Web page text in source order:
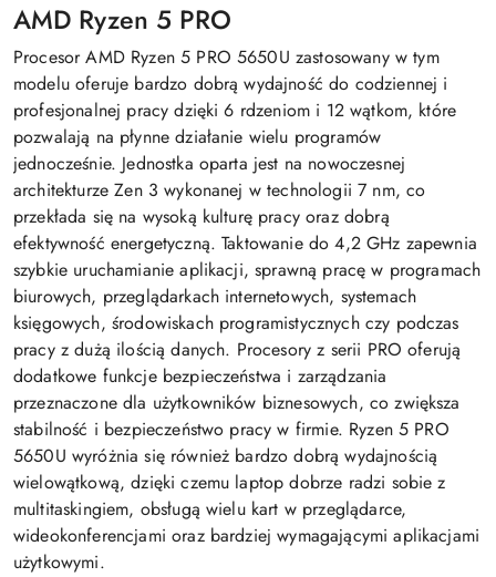
AMD Ryzen 5 PRO
Procesor AMD Ryzen 5 PRO 5650U zastosowany w tym
modelu oferuje bardzo dobrą wydajność do codziennej i
profesjonalnej pracy dzięki 6 rdzeniom i 12 wątkom, które
pozwalają na płynne działanie wielu programów
jednocześnie. Jednostka oparta jest na nowoczesnej
architekturze Zen 3 wykonanej w technologii 7 nm, co
przekłada się na wysoką kulturę pracy oraz dobrą
efektywność energetyczną. Taktowanie do 4,2 GHz zapewnia
szybkie uruchamianie aplikacji, sprawną pracę w programach
biurowych, przeglądarkach internetowych, systemach
księgowych, środowiskach programistycznych czy podczas
pracy z dużą ilością danych. Procesory z serii PRO oferują
dodatkowe funkcje bezpieczeństwa i zarządzania
przeznaczone dla użytkowników biznesowych, co zwiększa
stabilność i bezpieczeństwo pracy w firmie. Ryzen 5 PRO
5650U wyróżnia się również bardzo dobrą wydajnością
wielowątkową, dzięki czemu laptop dobrze radzi sobie z
multitaskingiem, obsługą wielu kart w przeglądarce,
wideokonferencjami oraz bardziej wymagającymi aplikacjami
użytkowymi.